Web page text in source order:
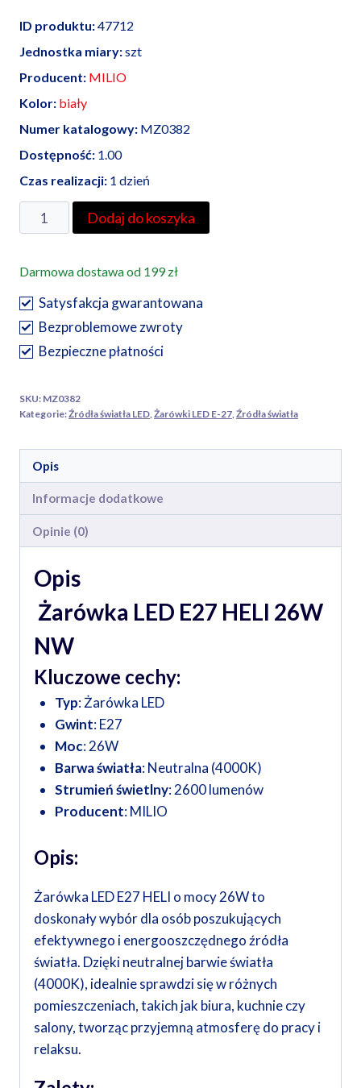
ID produktu:47712
Jednostka miary:szt
Producent: MILIO
Kolor: biały
Numer katalogowy: MZ0382
Dostępność: 1.00
Czas realizacji: 1 dzień
ilość
ŻARÓWKA
E27
HELI
26W
NW
barwa
4000k
MILIO
Dodaj do koszyka
Darmowa dostawa od 199 zł
Satysfakcja gwarantowana
Bezproblemowe zwroty
Bezpieczne płatności
SKU: MZ0382
Kategorie:Źródła światła LED, Żarówki LED E-27, Źródła światła
Opis
Informacje dodatkowe
Opinie (0)
Opis
Żarówka LED E27 HELI 26W
NW
Kluczowe cechy:
Typ: Żarówka LED
Gwint: E27
Moc: 26W
Barwa światła: Neutralna (4000K)
Strumień świetlny: 2600 lumenów
Producent: MILIO
Opis:
Żarówka LED E27 HELI o mocy 26W to
doskonały wybór dla osób poszukujących
efektywnego i energooszczędnego źródła
światła. Dzięki neutralnej barwie światła
(4000K), idealnie sprawdzi się w różnych
pomieszczeniach, takich jak biura, kuchnie czy
salony, tworząc przyjemną atmosferę do pracy i
relaksu.